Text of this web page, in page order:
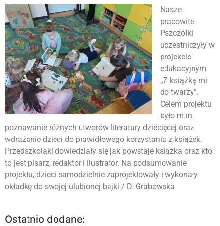
Nasze
pracowite
Pszczółki
uczestniczyły w
projekcie
edukacyjnym
„Z książką mi
do twarzy”.
Celem projektu
było m.in.
poznawanie różnych utworów literatury dziecięcej oraz
wdrażanie dzieci do prawidłowego korzystania z książek.
Przedszkolaki dowiedziały się jak powstaje książka oraz kto
to jest pisarz, redaktor i ilustrator. Na podsumowanie
projektu, dzieci samodzielnie zaprojektowały i wykonały
okładkę do swojej ulubionej bajki / D. Grabowska
Ostatnio dodane: